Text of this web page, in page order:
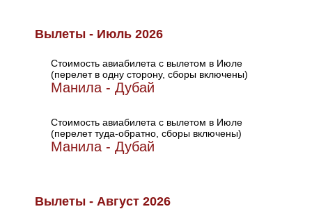
Вылеты - Июль 2026
Стоимость авиабилета с вылетом в Июле
(перелет в одну сторону, сборы включены)
Манила - Дубай
Стоимость авиабилета с вылетом в Июле
(перелет туда-обратно, сборы включены)
Манила - Дубай
Вылеты - Август 2026